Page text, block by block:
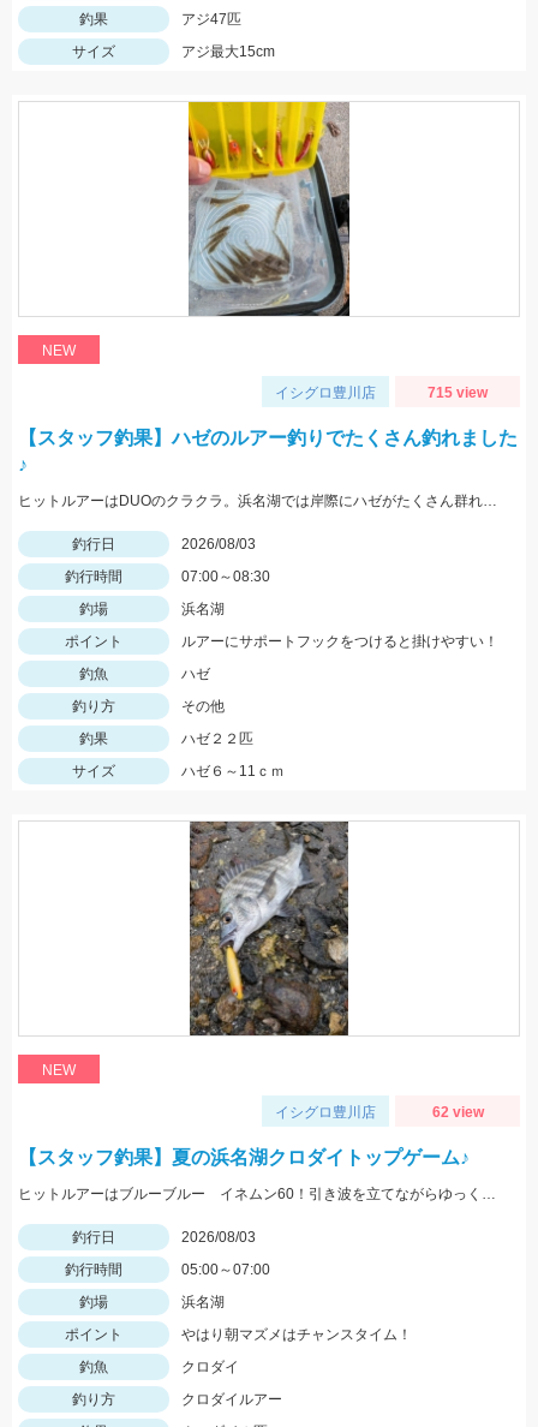
釣果
アジ47匹
サイズ
アジ最大15cm
NEW
イシグロ豊川店 715 view
【スタッフ釣果】ハゼのルアー釣りでたくさん釣れました
♪
ヒットルアーはDUOのクラクラ。浜名湖では岸際にハゼがたくさん群れているのが見えます。ハゼ用のルアーを底に当てながらゆっくり巻くだけ！ハゼがたくさんアタックしてきて面白いです。
釣行日
2026/08/03
釣行時間
07:00～08:30
釣場
浜名湖
ポイント
ルアーにサポートフックをつけると掛けやすい！
釣魚
ハゼ
釣り方
その他
釣果
ハゼ２２匹
サイズ
ハゼ６～11ｃｍ
NEW
イシグロ豊川店 62 view
【スタッフ釣果】夏の浜名湖クロダイトップゲーム♪
ヒットルアーはブルーブルー イネムン60！引き波を立てながらゆっくり水面をタダ巻き。単発でしたがバシュッと気持ちよくバイトが出ました☆
釣行日
2026/08/03
釣行時間
05:00～07:00
釣場
浜名湖
ポイント
やはり朝マズメはチャンスタイム！
釣魚
クロダイ
釣り方
クロダイルアー